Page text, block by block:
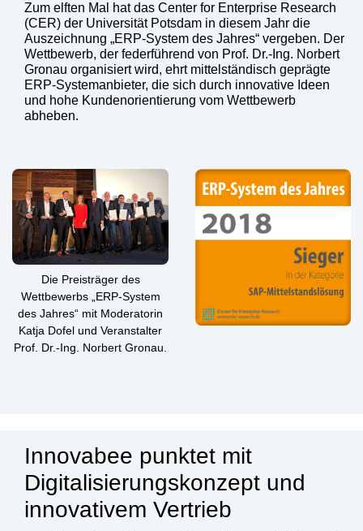
Zum elften Mal hat das Center for Enterprise Research
(CER) der Universität Potsdam in diesem Jahr die
Auszeichnung „ERP-System des Jahres“ vergeben. Der
Wettbewerb, der federführend von Prof. Dr.-Ing. Norbert
Gronau organisiert wird, ehrt mittelständisch geprägte
ERP-Systemanbieter, die sich durch innovative Ideen
und hohe Kundenorientierung vom Wettbewerb
abheben.
Die Preisträger des
Wettbewerbs „ERP-System
des Jahres“ mit Moderatorin
Katja Dofel und Veranstalter
Prof. Dr.-Ing. Norbert Gronau.
Innovabee punktet mit
Digitalisierungskonzept und
innovativem Vertrieb